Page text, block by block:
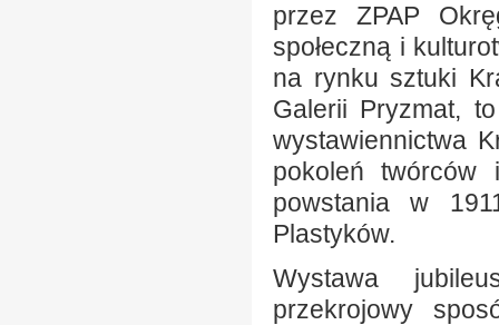
przez ZPAP
społeczną i
na rynku sztuki
Galerii Pryzmat,
wystawiennictwa
pokoleń
powstania w
Plastyków.
Wystawa
przekrojowy